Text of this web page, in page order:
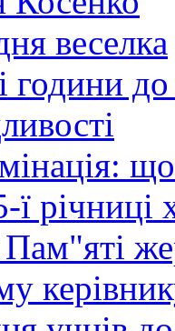
веселка
години до
річниці